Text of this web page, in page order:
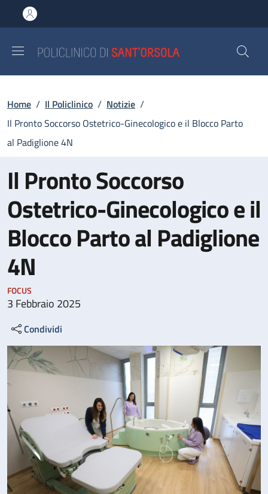
al contenuto principale
to footer content
Briciole di pane
Home / Il Policlinico / Notizie /
Il Pronto Soccorso Ostetrico-Ginecologico e il Blocco Parto
al Padiglione 4N
Il Pronto Soccorso
Ostetrico-Ginecologico e il
Blocco Parto al Padiglione
4N
FOCUS
3 Febbraio 2025
Condividi